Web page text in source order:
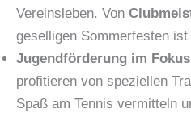
Vereinsleben. Von
geselligen Sommerfesten
Jugendförderung im Fokus
profitieren von speziellen
Spaß am Tennis vermitteln